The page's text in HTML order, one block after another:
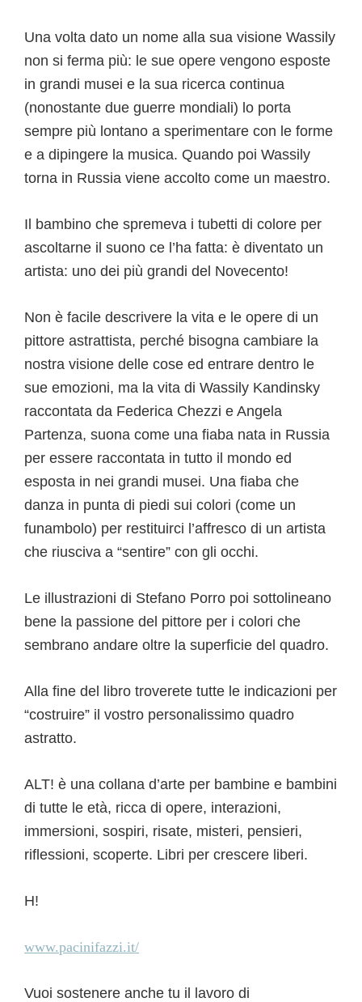
Una volta dato un nome alla sua visione Wassily
non si ferma più: le sue opere vengono esposte
in grandi musei e la sua ricerca continua
(nonostante due guerre mondiali) lo porta
sempre più lontano a sperimentare con le forme
e a dipingere la musica. Quando poi Wassily
torna in Russia viene accolto come un maestro.
Il bambino che spremeva i tubetti di colore per
ascoltarne il suono ce l’ha fatta: è diventato un
artista: uno dei più grandi del Novecento!
Non è facile descrivere la vita e le opere di un
pittore astrattista, perché bisogna cambiare la
nostra visione delle cose ed entrare dentro le
sue emozioni, ma la vita di Wassily Kandinsky
raccontata da Federica Chezzi e Angela
Partenza, suona come una fiaba nata in Russia
per essere raccontata in tutto il mondo ed
esposta in nei grandi musei. Una fiaba che
danza in punta di piedi sui colori (come un
funambolo) per restituirci l’affresco di un artista
che riusciva a “sentire” con gli occhi.
Le illustrazioni di Stefano Porro poi sottolineano
bene la passione del pittore per i colori che
sembrano andare oltre la superficie del quadro.
Alla fine del libro troverete tutte le indicazioni per
“costruire” il vostro personalissimo quadro
astratto.
ALT! è una collana d’arte per bambine e bambini
di tutte le età, ricca di opere, interazioni,
immersioni, sospiri, risate, misteri, pensieri,
riflessioni, scoperte. Libri per crescere liberi.
H!
www.pacinifazzi.it/
Vuoi sostenere anche tu il lavoro di